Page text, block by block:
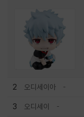
2 오디세이아
3 오디세이